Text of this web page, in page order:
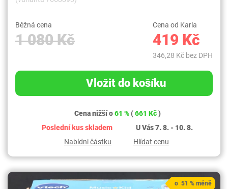
Běžná cena
1 080 Kč
Cena od Karla
419 Kč
346,28 Kč bez DPH
Vložit do košíku
Cena nižší o61 %(661 Kč)
Poslední kus skladem
U Vás 7. 8. - 10. 8.
Nabídni částku
Hlídat cenu
o 51 % méně